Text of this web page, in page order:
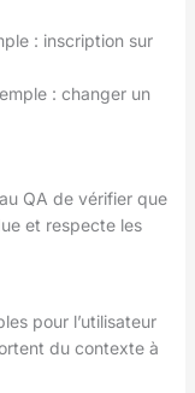
: inscription sur
: changer un
QA de vérifier que
et respecte les
pour l’utilisateur
du contexte à